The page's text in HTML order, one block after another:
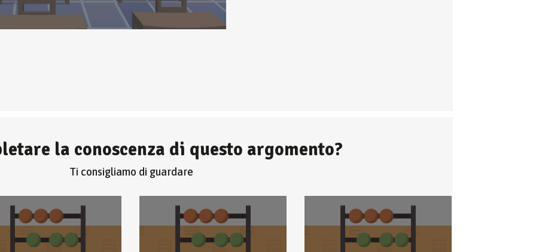
la conoscenza di questo argomento?
Ti consigliamo di guardare